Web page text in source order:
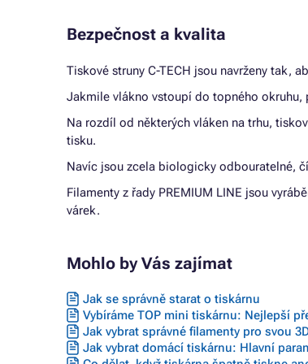
Bezpečnost a kvalita
Tiskové struny C-TECH jsou navrženy tak,
Jakmile vlákno vstoupí do topného
Na rozdíl od některých vláken na trhu,
tisku.
Navíc jsou zcela biologicky odbouratelné,
Filamenty z řady PREMIUM LINE jsou
várek.
Mohlo by Vás zajímat
Jak se správně starat o tiskárnu
Vybíráme TOP mini tiskárnu: Nejlepší
Jak vybrat správné filamenty pro svou
Jak vybrat domácí tiskárnu: Hlavní